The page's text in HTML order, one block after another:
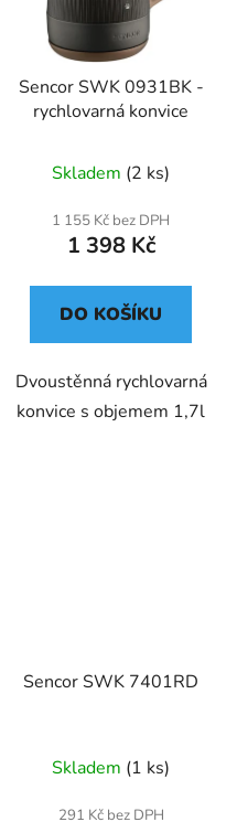
Sencor SWK 0931BK -
rychlovarná konvice
Skladem (2 ks)
1 155 Kč bez DPH
1 398 Kč
DO KOŠÍKU
Dvoustěnná rychlovarná
konvice s objemem 1,7l
Sencor SWK 7401RD
Skladem (1 ks)
291 Kč bez DPH